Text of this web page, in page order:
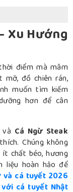
Xu Hướng
điểm mà mâm
mỡ, đồ chiên rán,
muốn tìm kiếm
hơn để cân
và Cá Ngừ Steak
Chúng không
chất béo, hương
liệu hoàn hảo để
và cá tuyết 2026
cá tuyết Nhật